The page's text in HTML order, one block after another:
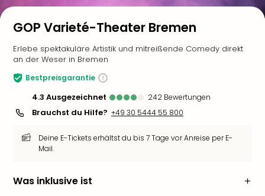
GOP Varieté-Theater Bremen
Erlebe spektakuläre Artistik und mitreißende Comedy direkt
an der Weser in Bremen
Bestpreisgarantie
4.3 ausgezeichnet 242 Bewertungen
Brauchst du Hilfe? +49 30 5444 55 800
Deine E-Tickets erhältst du bis 7 Tage vor Anreise per E-
Mail.
Was inklusive ist